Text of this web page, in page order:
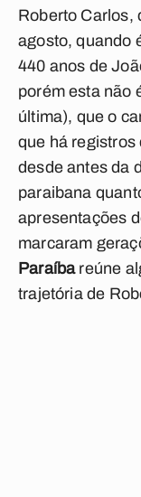
Roberto Carlos,
agosto, quando
440 anos de
porém esta não
última), que o
que há registros
desde antes da
paraibana
apresentações
marcaram
Paraíbareúne
trajetória de